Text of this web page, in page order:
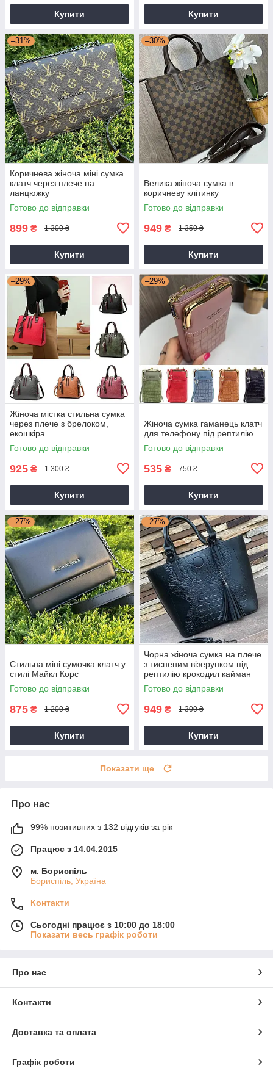
Купити Купити
–31%
Коричнева жіноча міні сумка
клатч через плече на
ланцюжку
Готово до відправки
899 ₴ 1 300 ₴
Купити
–30%
Велика жіноча сумка в
коричневу клітинку
Готово до відправки
949 ₴ 1 350 ₴
Купити
–29%
Жіноча містка стильна сумка
через плече з брелоком,
екошкіра.
Готово до відправки
925 ₴ 1 300 ₴
Купити
–29%
Жіноча сумка гаманець клатч
для телефону під рептилію
Готово до відправки
535 ₴ 750 ₴
Купити
–27%
Стильна міні сумочка клатч у
стилі Майкл Корс
Готово до відправки
875 ₴ 1 200 ₴
Купити
–27%
Чорна жіноча сумка на плече
з тисненим візерунком під
рептилію крокодил кайман
Готово до відправки
949 ₴ 1 300 ₴
Купити
Показати ще
Про нас
99% позитивних з 132 відгуків за рік
Працює з 14.04.2015
м. Бориспіль
Бориспіль, Україна
Контакти
Сьогодні працює з 10:00 до 18:00
Показати весь графік роботи
Про нас
Контакти
Доставка та оплата
Графік роботи